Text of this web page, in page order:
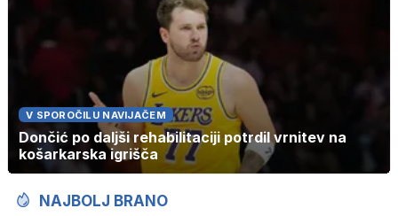
V SPOROČILU NAVIJAČEM
Dončić po daljši rehabilitaciji potrdil vrnitev na
košarkarska igrišča
NAJBOLJ BRANO